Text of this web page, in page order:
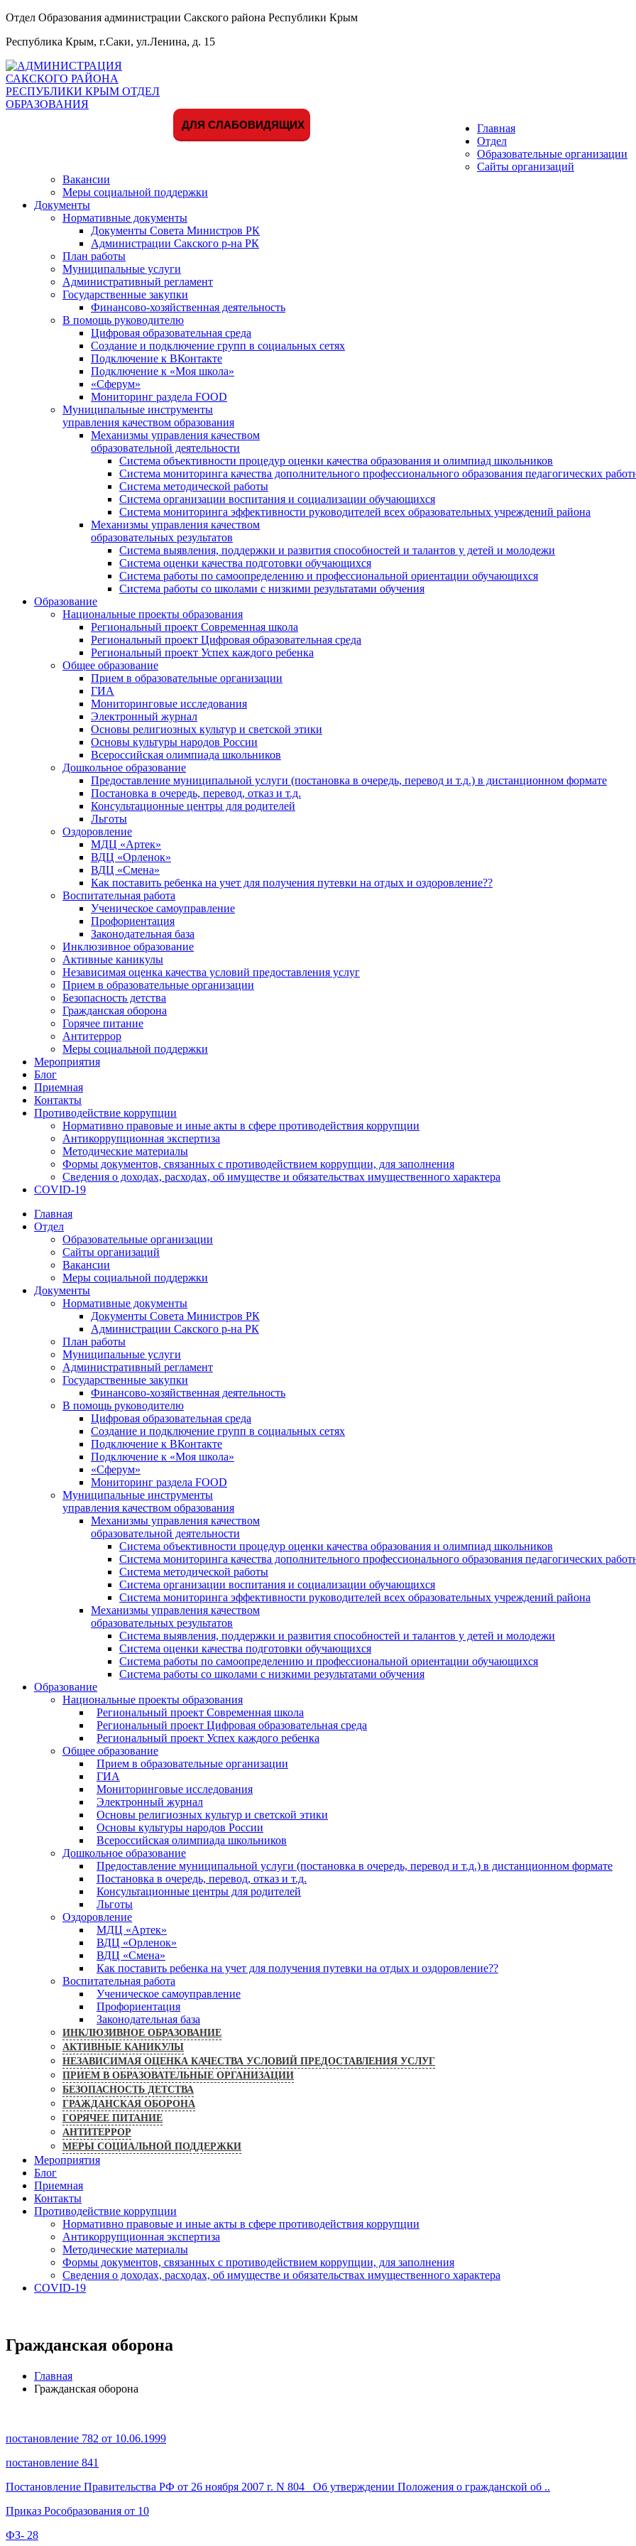
Отдел Образования администрации Сакского района Республики Крым
Республика Крым, г.Саки, ул.Ленина, д. 15
ДЛЯ СЛАБОВИДЯЩИХ
Главная
Отдел
Образовательные организации
Сайты организаций
Вакансии
Меры социальной поддержки
Документы
Нормативные документы
Документы Совета Министров РК
Администрации Сакского р-на РК
План работы
Муниципальные услуги
Административный регламент
Государственные закупки
Финансово-хозяйственная деятельность
В помощь руководителю
Цифровая образовательная среда
Создание и подключение групп в социальных сетях
Подключение к ВКонтакте
Подключение к «Моя школа»
«Сферум»
Мониторинг раздела FOOD
Муниципальные инструменты
управления качеством образования
Механизмы управления качеством
образовательной деятельности
Система объективности процедур оценки качества образования и олимпиад школьников
Система мониторинга качества дополнительного профессионального образования педагогических
Система методической работы
Система организации воспитания и социализации обучающихся
Система мониторинга эффективности руководителей всех образовательных учреждений района
Механизмы управления качеством
образовательных результатов
Система выявления, поддержки и развития способностей и талантов у детей и молодежи
Система оценки качества подготовки обучающихся
Система работы по самоопределению и профессиональной ориентации обучающихся
Система работы со школами с низкими результатами обучения
Образование
Национальные проекты образования
Региональный проект Современная школа
Региональный проект Цифровая образовательная среда
Региональный проект Успех каждого ребенка
Общее образование
Прием в образовательные организации
ГИА
Мониторинговые исследования
Электронный журнал
Основы религиозных культур и светской этики
Основы культуры народов России
Всероссийская олимпиада школьников
Дошкольное образование
Предоставление муниципальной услуги (постановка в очередь, перевод и т.д.) в дистанционном формате
Постановка в очередь, перевод, отказ и т.д.
Консультационные центры для родителей
Льготы
Оздоровление
МДЦ «Артек»
ВДЦ «Орленок»
ВДЦ «Смена»
Как поставить ребенка на учет для получения путевки на отдых и оздоровление??
Воспитательная работа
Ученическое самоуправление
Профориентация
Законодательная база
Инклюзивное образование
Активные каникулы
Независимая оценка качества условий предоставления услуг
Прием в образовательные организации
Безопасность детства
Гражданская оборона
Горячее питание
Антитеррор
Меры социальной поддержки
Мероприятия
Блог
Приемная
Контакты
Противодействие коррупции
Нормативно правовые и иные акты в сфере противодействия коррупции
Антикоррупционная экспертиза
Методические материалы
Формы документов, связанных с противодействием коррупции, для заполнения
Сведения о доходах, расходах, об имуществе и обязательствах имущественного характера
COVID-19
Главная
Отдел
Образовательные организации
Сайты организаций
Вакансии
Меры социальной поддержки
Документы
Нормативные документы
Документы Совета Министров РК
Администрации Сакского р-на РК
План работы
Муниципальные услуги
Административный регламент
Государственные закупки
Финансово-хозяйственная деятельность
В помощь руководителю
Цифровая образовательная среда
Создание и подключение групп в социальных сетях
Подключение к ВКонтакте
Подключение к «Моя школа»
«Сферум»
Мониторинг раздела FOOD
Муниципальные инструменты
управления качеством образования
Механизмы управления качеством
образовательной деятельности
Система объективности процедур оценки качества образования и олимпиад школьников
Система мониторинга качества дополнительного профессионального образования педагогических
Система методической работы
Система организации воспитания и социализации обучающихся
Система мониторинга эффективности руководителей всех образовательных учреждений района
Механизмы управления качеством
образовательных результатов
Система выявления, поддержки и развития способностей и талантов у детей и молодежи
Система оценки качества подготовки обучающихся
Система работы по самоопределению и профессиональной ориентации обучающихся
Система работы со школами с низкими результатами обучения
Образование
Национальные проекты образования
Региональный проект Современная школа
Региональный проект Цифровая образовательная среда
Региональный проект Успех каждого ребенка
Общее образование
Прием в образовательные организации
ГИА
Мониторинговые исследования
Электронный журнал
Основы религиозных культур и светской этики
Основы культуры народов России
Всероссийская олимпиада школьников
Дошкольное образование
Предоставление муниципальной услуги (постановка в очередь, перевод и т.д.) в дистанционном формате
Постановка в очередь, перевод, отказ и т.д.
Консультационные центры для родителей
Льготы
Оздоровление
МДЦ «Артек»
ВДЦ «Орленок»
ВДЦ «Смена»
Как поставить ребенка на учет для получения путевки на отдых и оздоровление??
Воспитательная работа
Ученическое самоуправление
Профориентация
Законодательная база
ИНКЛЮЗИВНОЕ ОБРАЗОВАНИЕ
АКТИВНЫЕ КАНИКУЛЫ
НЕЗАВИСИМАЯ ОЦЕНКА КАЧЕСТВА УСЛОВИЙ ПРЕДОСТАВЛЕНИЯ УСЛУГ
ПРИЕМ В ОБРАЗОВАТЕЛЬНЫЕ ОРГАНИЗАЦИИ
БЕЗОПАСНОСТЬ ДЕТСТВА
ГРАЖДАНСКАЯ ОБОРОНА
ГОРЯЧЕЕ ПИТАНИЕ
АНТИТЕРРОР
МЕРЫ СОЦИАЛЬНОЙ ПОДДЕРЖКИ
Мероприятия
Блог
Приемная
Контакты
Противодействие коррупции
Нормативно правовые и иные акты в сфере противодействия коррупции
Антикоррупционная экспертиза
Методические материалы
Формы документов, связанных с противодействием коррупции, для заполнения
Сведения о доходах, расходах, об имуществе и обязательствах имущественного характера
COVID-19
Гражданская оборона
Главная
Гражданская оборона
постановление 782 от 10.06.1999
постановление 841
Постановление Правительства РФ от 26 ноября 2007 г. N 804 _Об утверждении Положения о гражданской об ..
Приказ Рособразования от 10
ФЗ- 28